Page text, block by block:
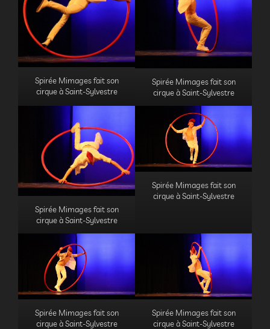
Spirée Mimages fait son
cirque à Saint-Sylvestre
Spirée Mimages fait son
cirque à Saint-Sylvestre
Spirée Mimages fait son
cirque à Saint-Sylvestre
Spirée Mimages fait son
cirque à Saint-Sylvestre
Spirée Mimages fait son
cirque à Saint-Sylvestre
Spirée Mimages fait son
cirque à Saint-Sylvestre